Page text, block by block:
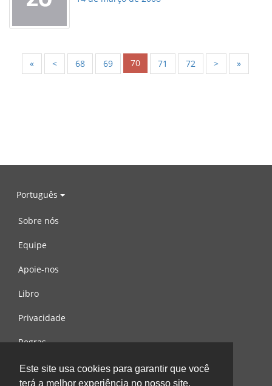
Este site usa cookies para garantir que você
terá a melhor experiência no nosso site.
« < 68 69 70 71 72 > »
Português
Sobre nós
Equipe
Apoie-nos
Libro
Privacidade
Regras
Contacte-nos